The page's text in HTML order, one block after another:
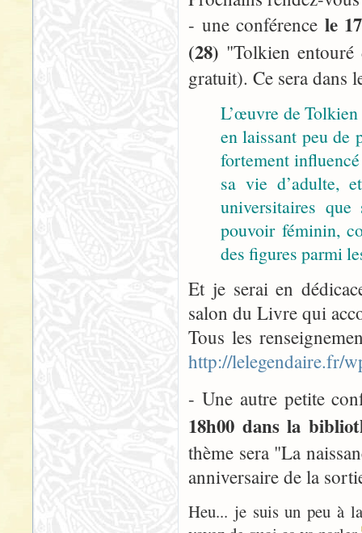
- une conférence le
(28) "Tolkien
gratuit). Ce sera dans
L’œuvre de
en laissant peu de
fortement
sa vie d’adulte,
universitaires
pouvoir féminin,
des figures parmi
Et je serai en
salon du Livre qui
Tous les
http://lelegendaire.fr/
- Une autre petite
18h00 dans la
thème sera "La
anniversaire de la
Heu... je suis un peu à